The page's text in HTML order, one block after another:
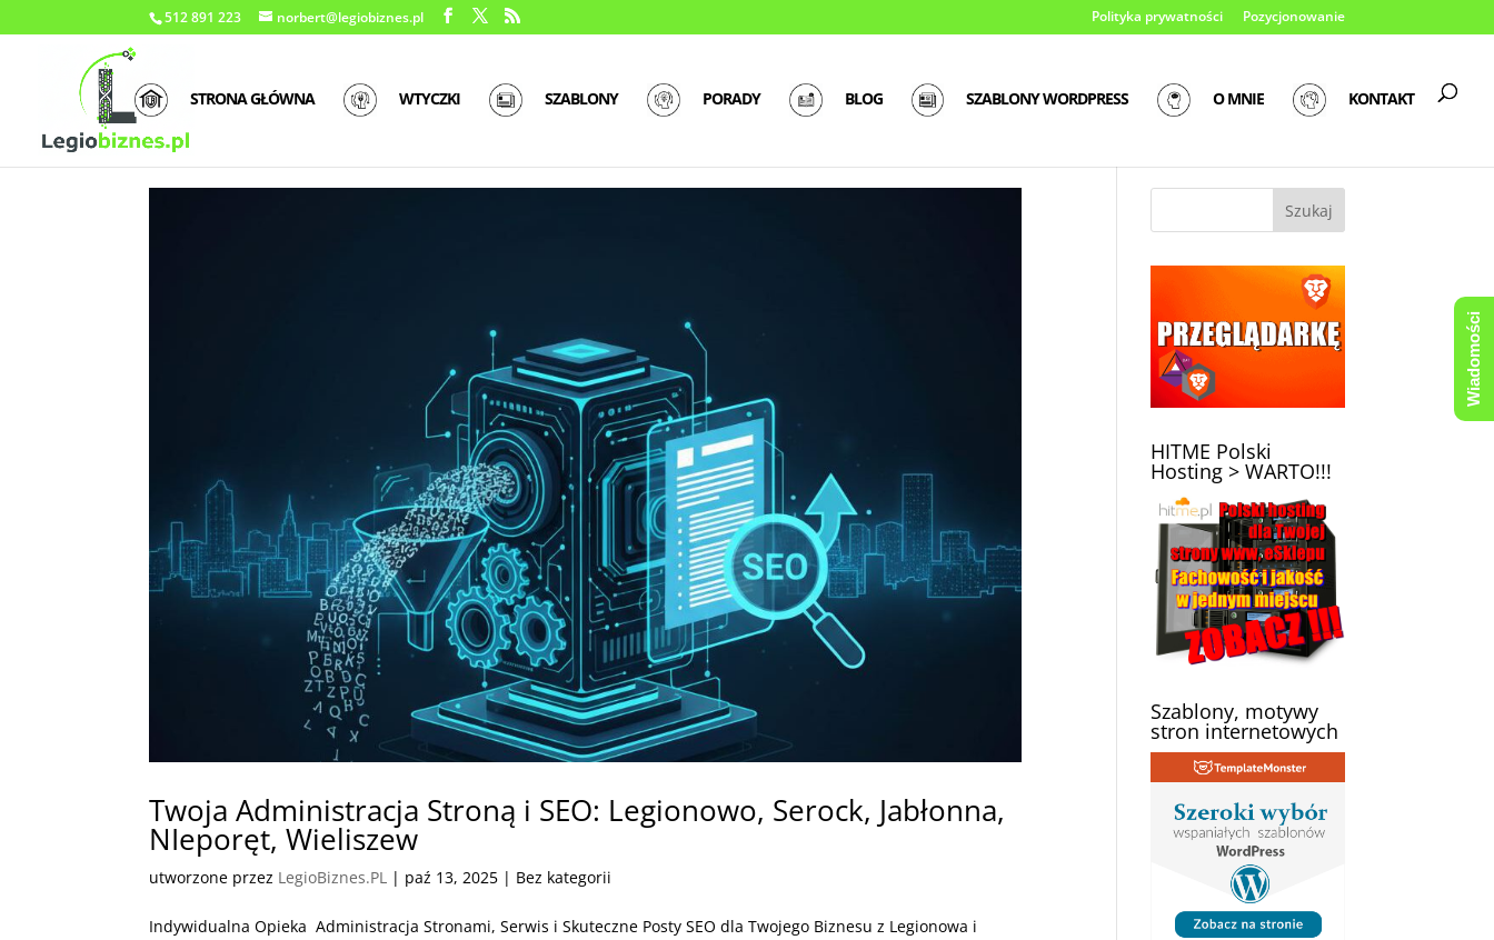
512 891 223 norbert@legiobiznes.pl Polityka prywatności Pozycjonowanie
STRONA GŁÓWNA WTYCZKI SZABLONY PORADY BLOG SZABLONY WORDPRESS O MNIE KONTAKT
Twoja Administracja Stroną i SEO: Legionowo, Serock, Jabłonna,
NIeporęt, Wieliszew
utworzone przez LegioBiznes.PL | paź 13, 2025 | Bez kategorii
Indywidualna Opieka Administracja Stronami, Serwis i Skuteczne Posty SEO dla Twojego Biznesu z Legionowa i
HITME Polski
Hosting > WARTO!!!
Szablony, motywy
stron internetowych
Wiadomości